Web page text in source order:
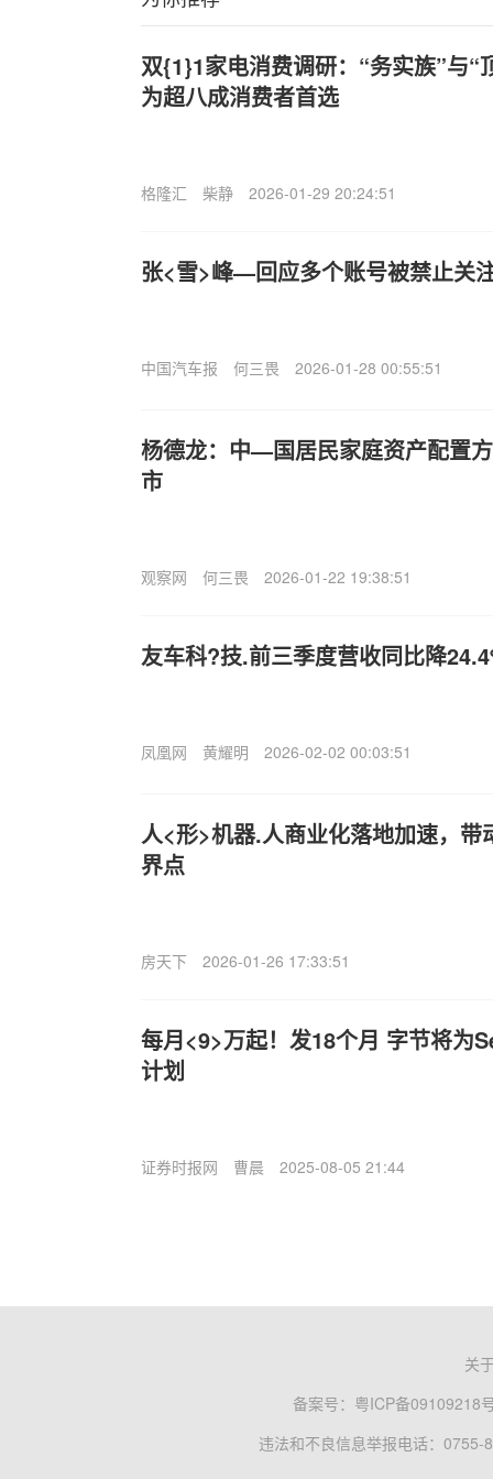
双{1}1家电消费调研：“务实族”与“
为超八成消费者首选
格隆汇 柴静 2026-01-29 20:24:51
张<雪>峰—回应多个账号被禁止关
中国汽车报 何三畏 2026-01-28 00:55:51
杨德龙：中—国居民家庭资产配置
市
观察网 何三畏 2026-01-22 19:38:51
友车科?技.前三季度营收同比降
凤凰网 黄耀明 2026-02-02 00:03:51
人<形>机器.人商业化落地加速，带
界点
房天下 2026-01-26 17:33:51
每月<9>万起！发18个月 字节将为
计划
证券时报网 曹晨 2025-08-05 21:44
关
备案号： 粤ICP备09109218
违法和不良信息举报电话：0755-